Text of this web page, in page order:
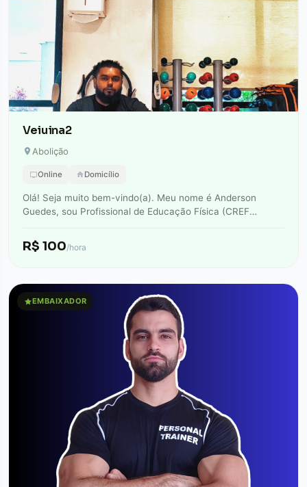
Veiuina2
Abolição
Online Domicílio
Olá! Seja muito bem-vindo(a). Meu nome é Anderson
Guedes, sou Profissional de Educação Física (CREF
R$ 100/hora
EMBAIXADOR